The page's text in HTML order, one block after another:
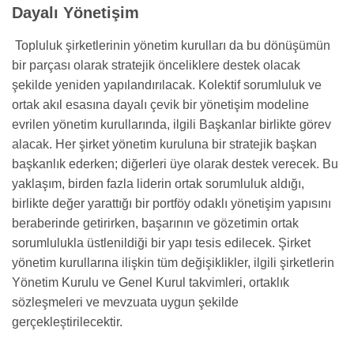
Dayalı Yönetişim
Topluluk şirketlerinin yönetim kurulları da bu dönüşümün
bir parçası olarak stratejik önceliklere destek olacak
şekilde yeniden yapılandırılacak. Kolektif sorumluluk ve
ortak akıl esasına dayalı çevik bir yönetişim modeline
evrilen yönetim kurullarında, ilgili Başkanlar birlikte görev
alacak. Her şirket yönetim kuruluna bir stratejik başkan
başkanlık ederken; diğerleri üye olarak destek verecek. Bu
yaklaşım, birden fazla liderin ortak sorumluluk aldığı,
birlikte değer yarattığı bir portföy odaklı yönetişim yapısını
beraberinde getirirken, başarının ve gözetimin ortak
sorumlulukla üstlenildiği bir yapı tesis edilecek. Şirket
yönetim kurullarına ilişkin tüm değişiklikler, ilgili şirketlerin
Yönetim Kurulu ve Genel Kurul takvimleri, ortaklık
sözleşmeleri ve mevzuata uygun şekilde
gerçekleştirilecektir.